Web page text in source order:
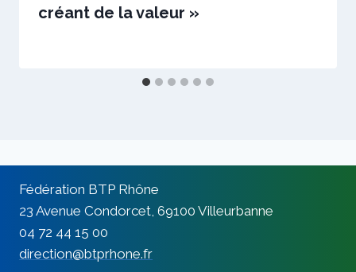
créant de la valeur »
Fédération BTP Rhône
23 Avenue Condorcet, 69100 Villeurbanne
04 72 44 15 00
direction@btprhone.fr